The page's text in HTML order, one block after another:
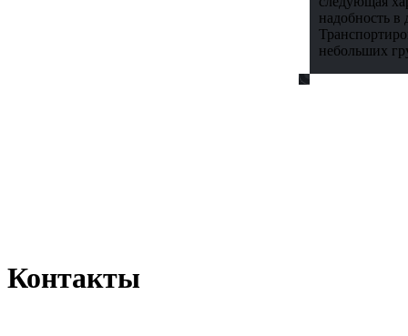
надобность в
небольших
Контакты